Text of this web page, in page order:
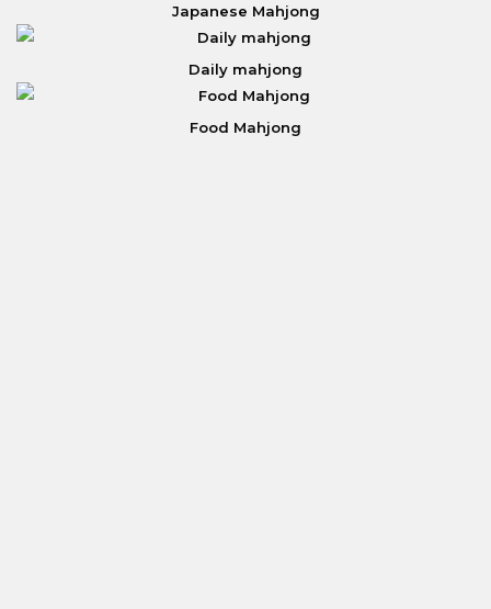
Japanese Mahjong
Daily mahjong
Food Mahjong